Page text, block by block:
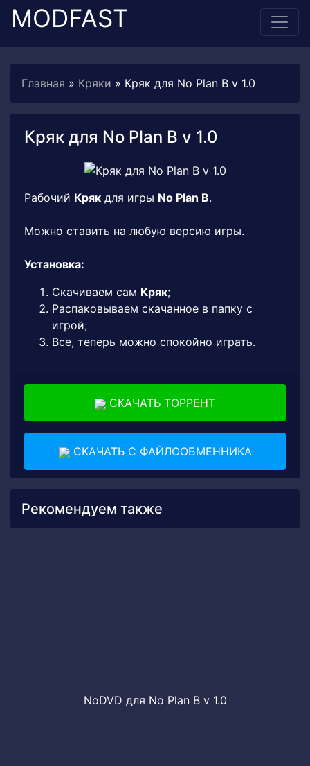
MODFAST
Главная » Кряки » Кряк для No Plan B v 1.0
Кряк для No Plan B v 1.0
Рабочий Кряк для игры No Plan B.
Можно ставить на любую версию игры.
Установка:
Скачиваем сам Кряк;
Распаковываем скачанное в папку с
игрой;
Все, теперь можно спокойно играть.
СКАЧАТЬ ТОРРЕНТ
СКАЧАТЬ С ФАЙЛООБМЕННИКА
Рекомендуем также
NoDVD для No Plan B v 1.0